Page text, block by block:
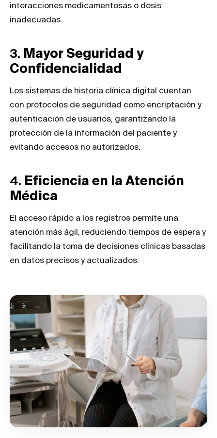
interacciones medicamentosas o dosis
inadecuadas.
3. Mayor Seguridad y
Confidencialidad
Los sistemas de historia clínica digital cuentan
con protocolos de seguridad como encriptación y
autenticación de usuarios, garantizando la
protección de la información del paciente y
evitando accesos no autorizados.
4. Eficiencia en la Atención
Médica
El acceso rápido a los registros permite una
atención más ágil, reduciendo tiempos de espera y
facilitando la toma de decisiones clínicas basadas
en datos precisos y actualizados.